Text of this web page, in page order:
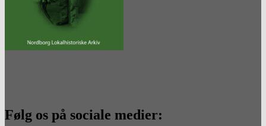
Følg os på sociale medier: